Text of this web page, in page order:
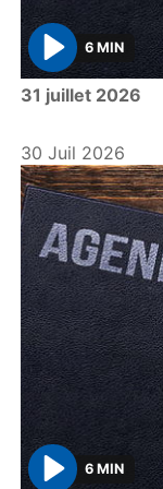
P
l
y
6 MIN
31 juillet 2026
30 Juil 2026
6 MIN